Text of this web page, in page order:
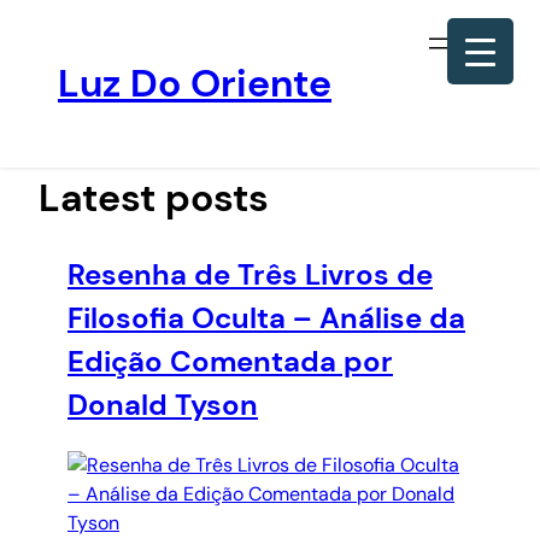
conteúdo
Luz Do Oriente
Latest posts
Resenha de Três Livros de
Filosofia Oculta – Análise da
Edição Comentada por
Donald Tyson